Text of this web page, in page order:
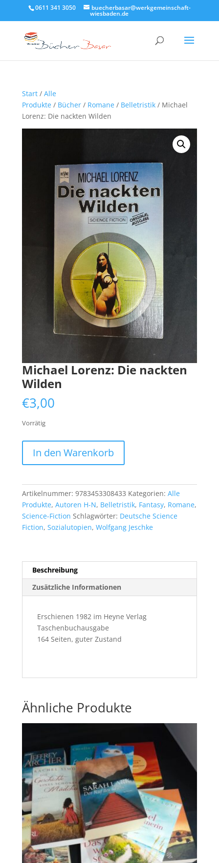
0611 341 3050 buecherbasar@werkgemeinschaft-
wiesbaden.de
Start/ Alle
Produkte/ Bücher/ Romane/ Belletristik/ Michael
Lorenz: Die nackten Wilden
Michael Lorenz: Die nackten
Wilden
€3,00
Vorrätig
Lorenz:
Die
Wilden
Menge
In den Warenkorb
Artikelnummer: 9783453308433 Kategorien: Alle
Produkte, Autoren H-N, Belletristik, Fantasy, Romane,
Science-Fiction Schlagwörter: Deutsche Science
Fiction, Sozialutopien, Wolfgang Jeschke
Beschreibung
Zusätzliche Informationen
Erschienen 1982 im Heyne Verlag
Taschenbuchausgabe
164 Seiten, guter Zustand
Ähnliche Produkte